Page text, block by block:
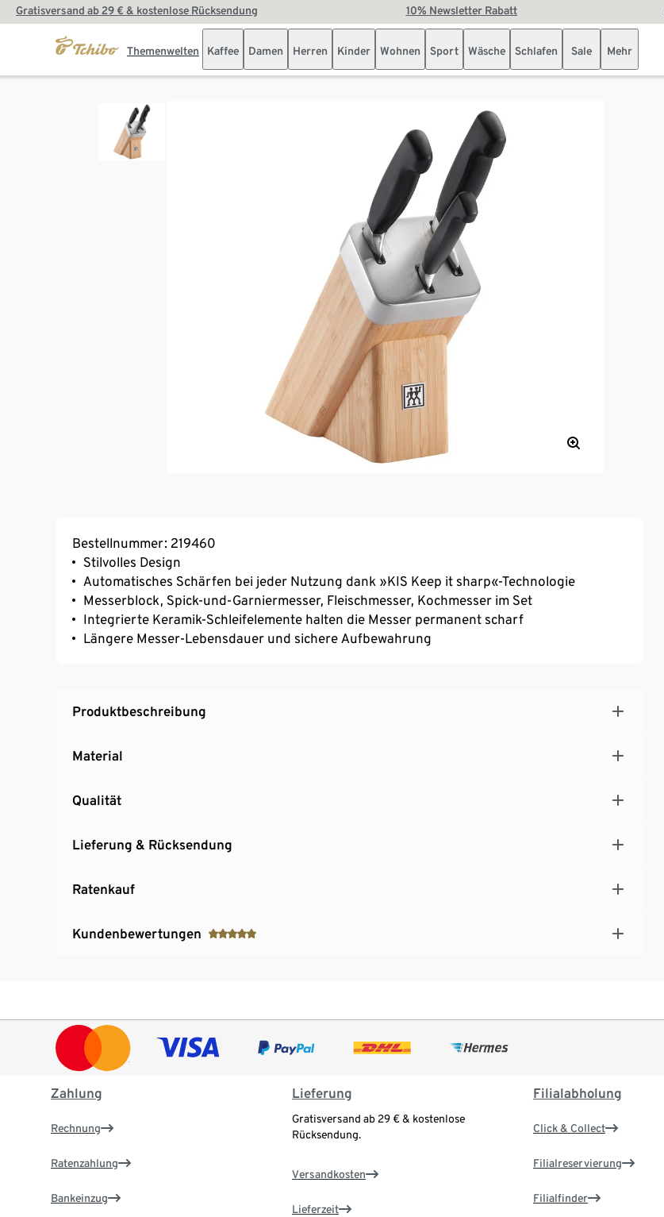
Gratisversand ab 29 € & kostenlose Rücksendung 10% Newsletter Rabatt
Themenwelten Kaffee Damen Herren Kinder Wohnen Sport Wäsche Schlafen Sale Mehr
Bestellnummer: 219460
Stilvolles Design
Automatisches Schärfen bei jeder Nutzung dank »KIS Keep it sharp«-Technologie
Messerblock, Spick-und-Garniermesser, Fleischmesser, Kochmesser im Set
Integrierte Keramik-Schleifelemente halten die Messer permanent scharf
Längere Messer-Lebensdauer und sichere Aufbewahrung
Produktbeschreibung
Material
Qualität
Lieferung & Rücksendung
Ratenkauf
Kundenbewertungen
Zahlung
Rechnung
Ratenzahlung
Bankeinzug
Lieferung
Gratisversand ab 29 € & kostenlose
Rücksendung.
Versandkosten
Lieferzeit
Filialabholung
Click & Collect
Filialreservierung
Filialfinder